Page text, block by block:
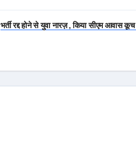
भर्ती रद्द होने से युवा नारज़ , किया सीएम आवास कूच